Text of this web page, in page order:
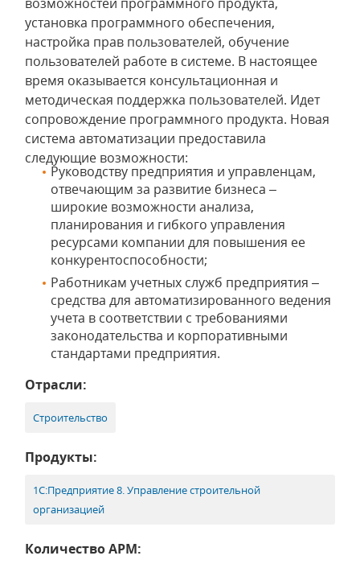
установка программного обеспечения,
настройка прав пользователей, обучение
пользователей работе в системе. В настоящее
время оказывается консультационная и
методическая поддержка пользователей. Идет
сопровождение программного продукта. Новая
система автоматизации предоставила
следующие возможности:
Руководству предприятия и управленцам,
отвечающим за развитие бизнеса –
широкие возможности анализа,
планирования и гибкого управления
ресурсами компании для повышения ее
конкурентоспособности;
Работникам учетных служб предприятия –
средства для автоматизированного ведения
учета в соответствии с требованиями
законодательства и корпоративными
стандартами предприятия.
Отрасли:
Строительство
Продукты:
1С:Предприятие 8. Управление строительной
организацией
Количество АРМ: